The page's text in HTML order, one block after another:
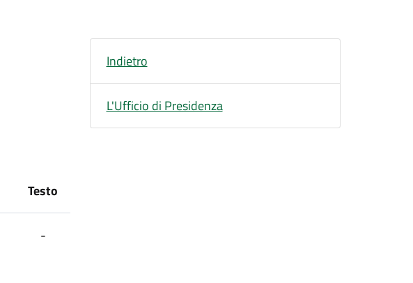
Testo
-
Indietro
L'Ufficio di Presidenza